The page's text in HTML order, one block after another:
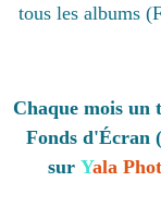
tous les albums
Chaque mois un
Fonds d'Écran
sur Yala